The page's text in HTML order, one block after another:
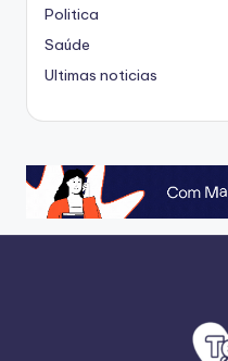
Politica
Saúde
Ultimas noticias